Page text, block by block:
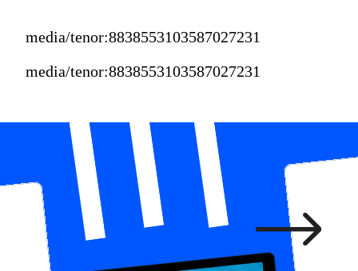
media/tenor:8838553103587027231
media/tenor:8838553103587027231